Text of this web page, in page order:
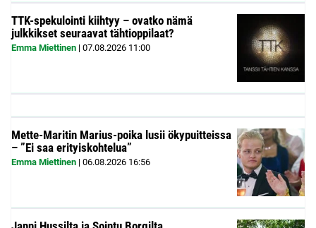
TTK-spekulointi kiihtyy – ovatko nämä
julkkikset seuraavat tähtioppilaat?
Emma Miettinen | 07.08.2026 11:00
Mette-Maritin Marius-poika lusii ökypuitteissa
– ”Ei saa erityiskohtelua”
Emma Miettinen | 06.08.2026 16:56